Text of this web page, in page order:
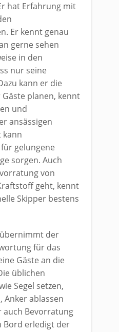
hat Erfahrung mit
Er kennt genau
gerne sehen
in den
nur seine
kann er die
planen, kennt
und
ansässigen
kann
gelungene
sorgen. Auch
von
geht, kennt
Skipper bestens
der
für das
Gäste an die
üblichen
Segel setzen,
Anker ablassen
auch Bevorratung
Bord erledigt der